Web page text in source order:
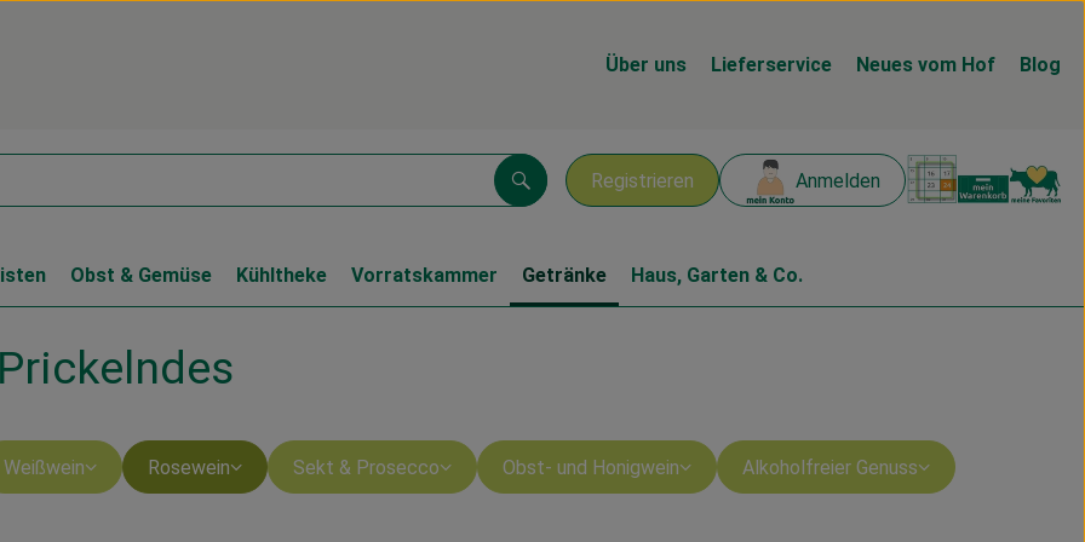
Über uns Lieferservice Neues vom Hof Blog
Registrieren Anmelden
Suchen
Obst & Gemüse Kühltheke Vorratskammer Getränke Haus, Garten & Co.
Weißwein Rosewein Sekt & Prosecco Obst- und Honigwein Alkoholfreier Genuss